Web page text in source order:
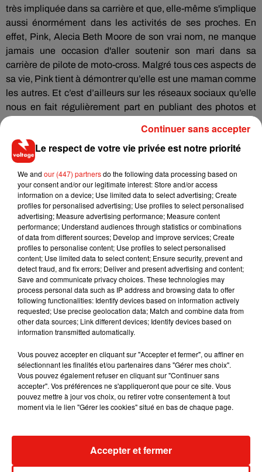
très impliquée dans sa carrière et que, elle-même s'implique
aussi énormément dans les activités de ses proches. En
effet, Pink, Alecia Beth Moore de son vrai nom, ne manque
jamais une occasion d'aller soutenir son mari dans sa
carrière de pilote de moto-cross. Malgré tous ces aspects de
sa vie, Pink tient à démontrer qu’elle est une maman comme
les autres. Et c’est d’ailleurs sur les réseaux sociaux qu’elle
nous en fait régulièrement part en publiant des photos et
autres vidéos de sa vie de famille.
Musique
Le respect de votre vie privée est notre priorité
We and our (447) partnersdo the following data processing based on
your consent and/or our legitimate interest: Store and/or access
information on a device; Use limited data to select advertising; Create
profiles for personalised advertising; Use profiles to select personalised
advertising; Measure advertising performance; Measure content
performance; Understand audiences through statistics or combinations
of data from different sources; Develop and improve services; Create
profiles to personalise content; Use profiles to select personalised
content; Use limited data to select content; Ensure security, prevent and
detect fraud, and fix errors; Deliver and present advertising and content;
Save and communicate privacy choices. These technologies may
process personal data such as IP address and browsing data to offer
following functionalities: Identify devices based on information actively
requested; Use precise geolocation data; Match and combine data from
other data sources; Link different devices; Identify devices based on
information transmitted automatically.
Vous pouvez accepter en cliquant sur "Accepter et fermer", ou affiner en
sélectionnant les finalités et/ou partenaires dans "Gérer mes choix".
Vous pouvez également refuser en cliquant sur "Continuer sans
accepter". Vos préférences ne s'appliqueront que pour ce site. Vous
pouvez mettre à jour vos choix, ou retirer votre consentement à tout
moment via le lien "Gérer les cookies" situé en bas de chaque page.
Accepter et fermer
Continuer sans accepter